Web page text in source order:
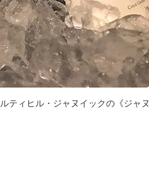
ティヒル・ジャヌイックの《ジャヌ